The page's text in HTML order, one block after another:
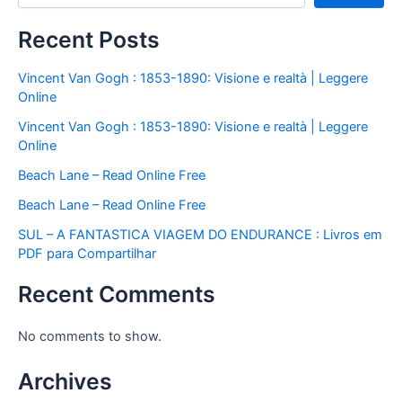
Recent Posts
Vincent Van Gogh : 1853-1890: Visione e realtà | Leggere
Online
Vincent Van Gogh : 1853-1890: Visione e realtà | Leggere
Online
Beach Lane – Read Online Free
Beach Lane – Read Online Free
SUL – A FANTASTICA VIAGEM DO ENDURANCE : Livros em
PDF para Compartilhar
Recent Comments
No comments to show.
Archives